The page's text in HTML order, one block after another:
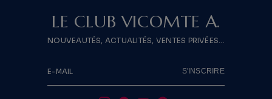
LE CLUB VICOMTE A.
NOUVEAUTÉS, ACTUALITÉS, VENTES PRIVÉES...
E-MAIL S'INSCRIRE